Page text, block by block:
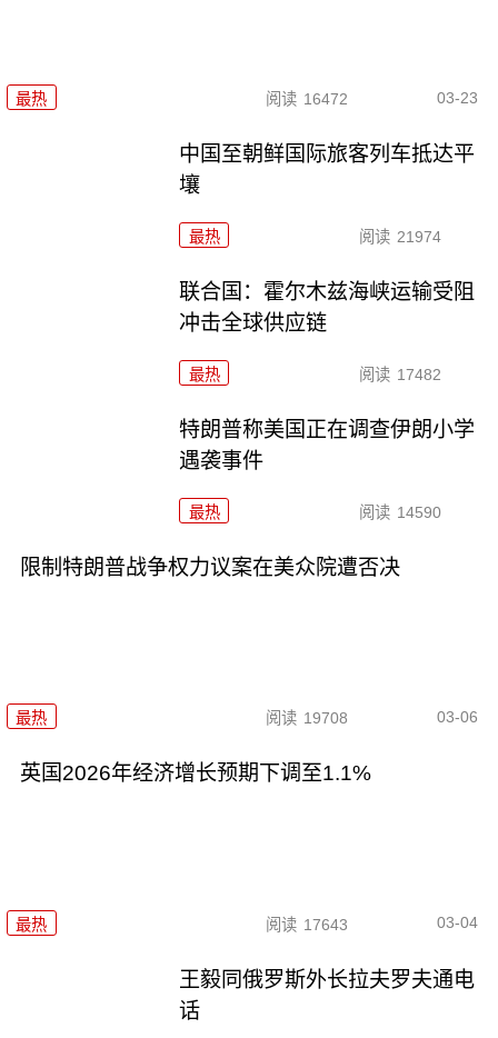
最热 阅读 16472 03-23
中国至朝鲜国际旅客列车抵达平
壤
最热 阅读 21974
联合国：霍尔木兹海峡运输受阻
冲击全球供应链
最热 阅读 17482
特朗普称美国正在调查伊朗小学
遇袭事件
最热 阅读 14590
限制特朗普战争权力议案在美众院遭否决
最热 阅读 19708 03-06
英国2026年经济增长预期下调至1.1%
最热 阅读 17643 03-04
王毅同俄罗斯外长拉夫罗夫通电
话